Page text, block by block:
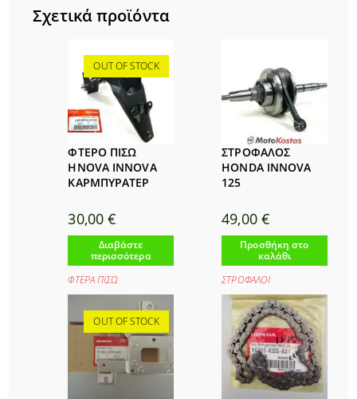
Σχετικά προϊόντα
OUT OF STOCK
ΦΤΕΡΟ ΠΙΣΩ
HNOVA INNOVA
ΚΑΡΜΠΥΡΑΤΕΡ
30,00€
Διαβάστε
περισσότερα
ΦΤΕΡΑ ΠΙΣΩ
ΣΤΡΟΦΑΛΟΣ
HONDA INNOVA
125
49,00 €
Προσθήκη στο
καλάθι
ΣΤΡΟΦΑΛΟΙ
OUT OF STOCK